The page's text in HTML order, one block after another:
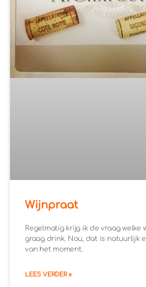
Wijnpraat
Regelmatig krijg ik de vraag welke
graag drink. Nou, dat is natuurlijk
van het moment.
LEES VERDER »